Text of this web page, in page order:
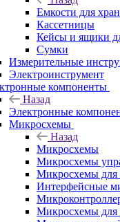
Емкости для
Кассетницы
Кейсы и ящики
Сумки
Измерительные
Электроинструмент
компоненты
Назад
Электронные
Микросхемы
Назад
Микросхемы
Микросхемы
Микросхемы для
Интерфейсные
Микросхемы